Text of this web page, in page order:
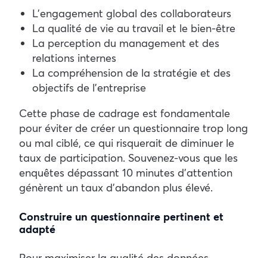
L’engagement global des collaborateurs
La qualité de vie au travail et le bien-être
La perception du management et des
relations internes
La compréhension de la stratégie et des
objectifs de l’entreprise
Cette phase de cadrage est fondamentale
pour éviter de créer un questionnaire trop long
ou mal ciblé, ce qui risquerait de diminuer le
taux de participation. Souvenez-vous que les
enquêtes dépassant 10 minutes d’attention
génèrent un taux d’abandon plus élevé.
Construire un questionnaire pertinent et
adapté